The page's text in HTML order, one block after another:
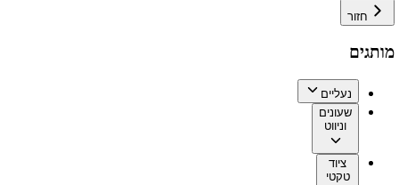
חזור
מותגים
נעליים
שעונים
וניווט
ציוד
טקטי